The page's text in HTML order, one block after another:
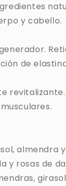
y cabello.
de
almendra
y rosas de